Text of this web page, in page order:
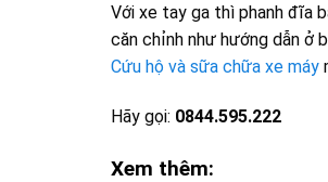
Với xe tay ga thì phanh đĩa
căn chỉnh như hướng dẫn ở
Cứu hộ và sữa chữa xe máy
Hãy gọi: 0844.595.222
Xem thêm: